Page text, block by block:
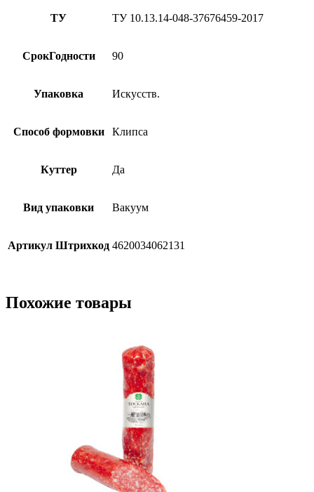
ТУ ТУ 10.13.14-048-37676459-2017
СрокГодности 90
Упаковка Искусств.
Способ формовки Клипса
Куттер Да
Вид упаковки Вакуум
Артикул Штрихкод 4620034062131
Похожие товары